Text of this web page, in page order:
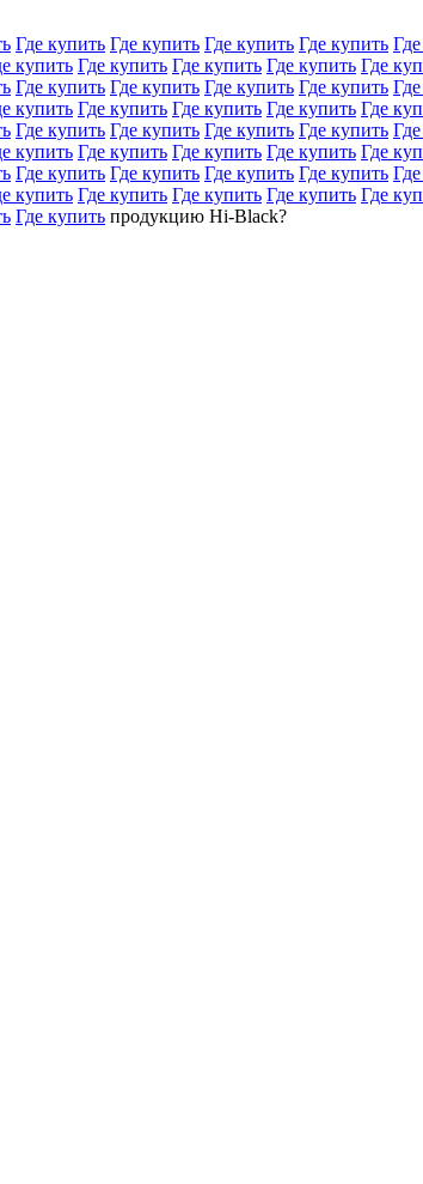
Где купить Где купить Где купить Где купить
купить Где купить Где купить Где купить Где
Где купить Где купить Где купить Где купить
купить Где купить Где купить Где купить Где
Где купить Где купить Где купить Где купить
купить Где купить Где купить Где купить Где
Где купить Где купить Где купить Где купить
купить Где купить Где купить Где купить Где
Где купить продукцию Hi-Black?